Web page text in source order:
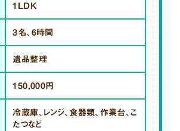
1LDK
3名、6時間
遺品整理
150,000円
冷蔵庫、レンジ、食器類、作業台、こ
たつなど